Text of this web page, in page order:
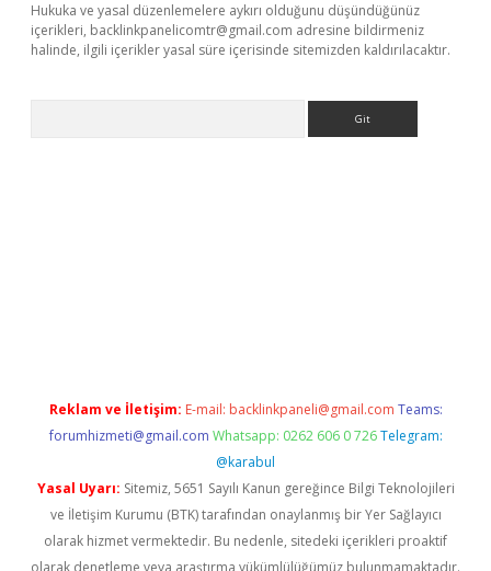
Hukuka ve yasal düzenlemelere aykırı olduğunu düşündüğünüz
içerikleri, backlinkpanelicomtr@gmail.com adresine bildirmeniz
halinde, ilgili içerikler yasal süre içerisinde sitemizden kaldırılacaktır.
Reklam ve İletişim: E-mail: backlinkpaneli@gmail.com Teams:
forumhizmeti@gmail.com Whatsapp: 0262 606 0 726 Telegram:
@karabul
Yasal Uyarı: Sitemiz, 5651 Sayılı Kanun gereğince Bilgi Teknolojileri
ve İletişim Kurumu (BTK) tarafından onaylanmış bir Yer Sağlayıcı
olarak hizmet vermektedir. Bu nedenle, sitedeki içerikleri proaktif
olarak denetleme veya araştırma yükümlülüğümüz bulunmamaktadır.